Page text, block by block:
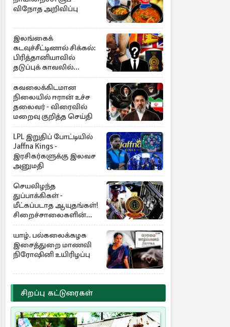
விநோத அறிவிப்பு
இலங்கைக்
கடவுச்சீட்டினால் சிக்கல்:
பிரித்தானியாவில்
தடுப்புக் காவலில்
முன்னாள் எம்.பி!
கவலைக்கிடமான
நிலையில் ஈரான் உச்ச
தலைவர் - விரைவில்
மறைவு குறித்த செய்தி
LPL இறுதிப் போட்டியில்
Jaffna Kings -
இரசிகர்களுக்கு இலவச
அனுமதி
செயலிழந்த
துப்பாக்கிகள் -
மீட்கப்படாத ஆயுதங்கள்!
சிறைச்சாலைகளின்
பாதுகாப்பில் பாரிய
அச்சுறுத்தல்
யாழ். பல்கலைக்கழக
இசைத்துறை மாணவி
நிரோஷினி உயிரிழப்பு
சிறப்பு கட்டுரைகள்